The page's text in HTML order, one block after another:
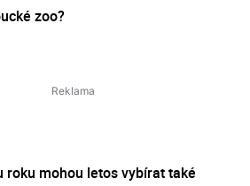
zoo?
roku mohou letos vybírat také